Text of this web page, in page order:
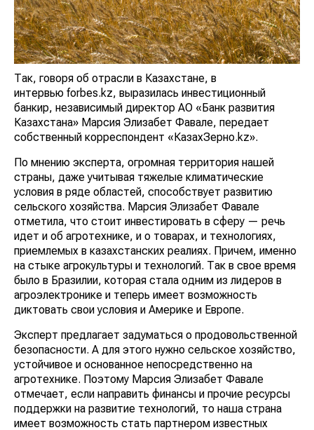
Так, говоря об отрасли в Казахстане, в
интервью forbes.kz, выразилась инвестиционный
банкир, независимый директор АО «Банк развития
Казахстана» Марсия Элизабет Фавале, передает
собственный корреспондент «КазахЗерно.kz».
По мнению эксперта, огромная территория нашей
страны, даже учитывая тяжелые климатические
условия в ряде областей, способствует развитию
сельского хозяйства. Марсия Элизабет Фавале
отметила, что стоит инвестировать в сферу — речь
идет и об агротехнике, и о товарах, и технологиях,
приемлемых в казахстанских реалиях. Причем, именно
на стыке агрокультуры и технологий. Так в свое время
было в Бразилии, которая стала одним из лидеров в
агроэлектронике и теперь имеет возможность
диктовать свои условия и Америке и Европе.
Эксперт предлагает задуматься о продовольственной
безопасности. А для этого нужно сельское хозяйство,
устойчивое и основанное непосредственно на
агротехнике. Поэтому Марсия Элизабет Фавале
отмечает, если направить финансы и прочие ресурсы
поддержки на развитие технологий, то наша страна
имеет возможность стать партнером известных